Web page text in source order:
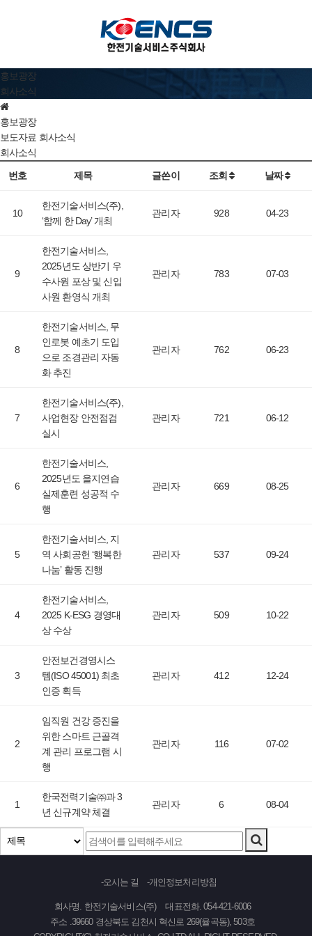
홍보광장
회사소식
홍보광장
보도자료 회사소식
회사소식
번호 제목 글쓴이 조회 날짜
10
한전기술서비스(주),
‘함께 한 Day’ 개최
관리자 928 04-23
9
한전기술서비스,
2025년도 상반기 우
수사원 포상 및 신입
사원 환영식 개최
관리자 783 07-03
8
한전기술서비스, 무
인로봇 예초기 도입
으로 조경관리 자동
화 추진
관리자 762 06-23
7
한전기술서비스(주),
사업현장 안전점검
실시
관리자 721 06-12
6
한전기술서비스,
2025년도 을지연습
실제훈련 성공적 수
행
관리자 669 08-25
5
한전기술서비스, 지
역 사회공헌 ‘행복한
나눔’ 활동 진행
관리자 537 09-24
4
한전기술서비스,
2025 K-ESG 경영대
상 수상
관리자 509 10-22
3
안전보건경영시스
템(ISO 45001) 최초
인증 획득
관리자 412 12-24
2
임직원 건강 증진을
위한 스마트 근골격
계 관리 프로그램 시
행
관리자 116 07-02
1
한국전력기술㈜과 3
년 신규계약 체결
관리자 6 08-04
오시는 길 개인정보처리방침
회사명. 한전기술서비스(주)
대표전화. 054-421-6006
주소 .39660 경상북도 김천시 혁신로 269(율곡동), 503호